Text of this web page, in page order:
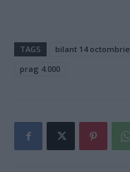
TAGS bilant 14 octombrie
prag 4.000